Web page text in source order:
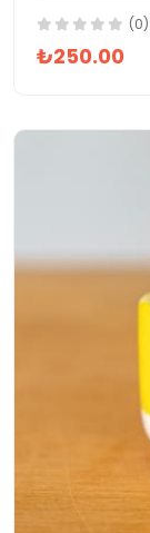
(0)
₺250.00